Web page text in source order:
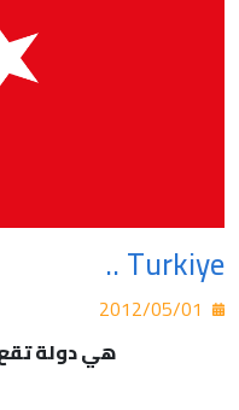
Turkiye ..
هي دولة